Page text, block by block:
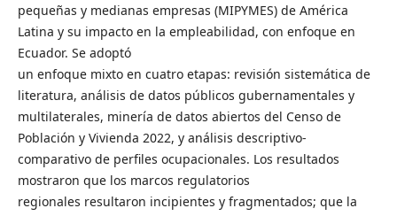
pequeñas y medianas empresas (MIPYMES) de América
Latina y su impacto en la empleabilidad, con enfoque en
Ecuador. Se adoptó
un enfoque mixto en cuatro etapas: revisión sistemática de
literatura, análisis de datos públicos gubernamentales y
multilaterales, minería de datos abiertos del Censo de
Población y Vivienda 2022, y análisis descriptivo-
comparativo de perfiles ocupacionales. Los resultados
mostraron que los marcos regulatorios
regionales resultaron incipientes y fragmentados; que la